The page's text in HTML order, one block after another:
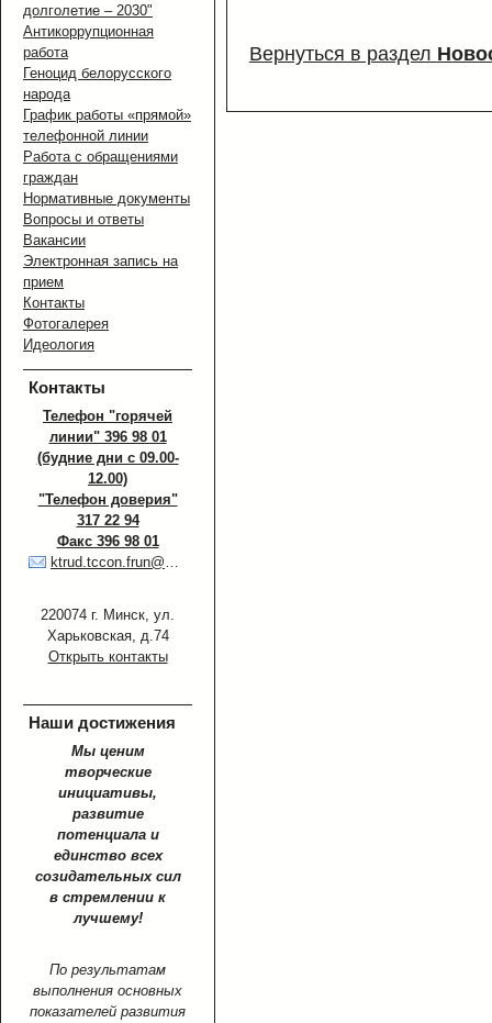
долголетие – 2030"
Антикоррупционная
работа
Геноцид белорусского
народа
График работы «прямой»
телефонной линии
Работа с обращениями
граждан
Нормативные документы
Вопросы и ответы
Вакансии
Электронная запись на
прием
Контакты
Фотогалерея
Идеология
Контакты
Телефон "горячей
линии" 396 98 01
(будние дни с 09.00-
12.00)
"Телефон доверия"
317 22 94
Факс 396 98 01
ktrud.tccon.frun@minsk.gov.by
220074 г. Минск, ул.
Харьковская, д.74
Открыть контакты
Наши достижения
Мы ценим
творческие
инициативы,
развитие
потенциала и
единство всех
созидательных сил
в стремлении к
лучшему!
По результатам
выполнения основных
показателей развития
Вернуться в раздел